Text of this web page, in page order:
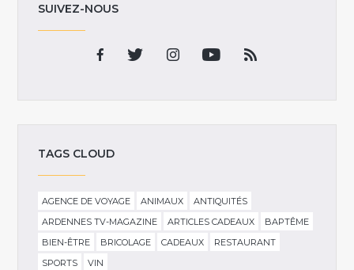
SUIVEZ-NOUS
TAGS CLOUD
AGENCE DE VOYAGE ANIMAUX
ANTIQUITÉS
ARDENNES TV-MAGAZINE
ARTICLES CADEAUX
BAPTÊME
BIEN-ÊTRE
BRICOLAGE CADEAUX
RESTAURANT
SPORTS
VIN